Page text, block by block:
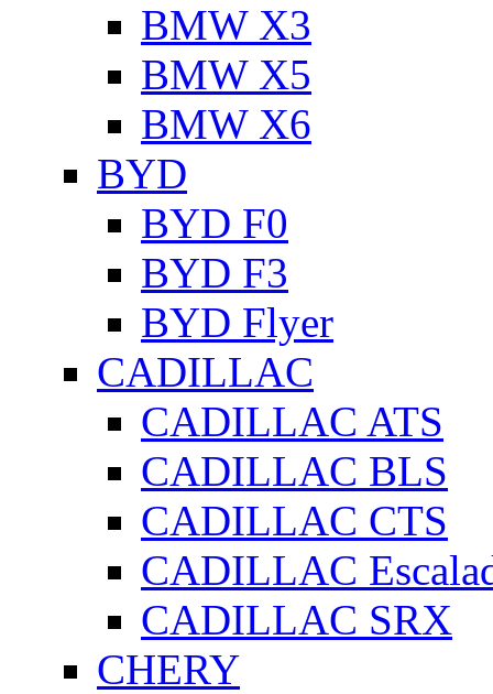
BMW X3
BMW X5
BMW X6
BYD
BYD F0
BYD F3
BYD Flyer
CADILLAC
CADILLAC ATS
CADILLAC BLS
CADILLAC CTS
CADILLAC
CADILLAC SRX
CHERY